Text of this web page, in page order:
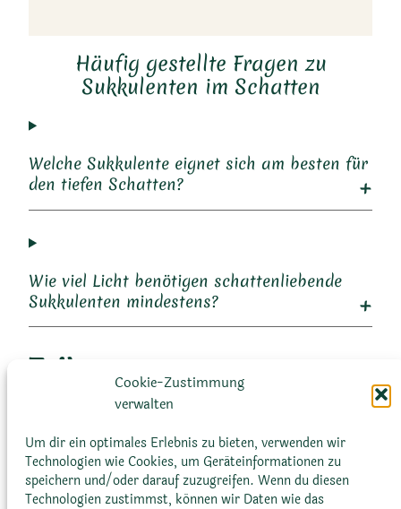
Cookie-Zustimmung
verwalten
Um dir ein optimales Erlebnis zu bieten, verwenden wir
Technologien wie Cookies, um Geräteinformationen zu
speichern und/oder darauf zuzugreifen. Wenn du diesen
Technologien zustimmst, können wir Daten wie das
Häufig gestellte Fragen zu
Sukkulenten im Schatten
Welche Sukkulente eignet sich am besten für
den tiefen Schatten?
Wie viel Licht benötigen schattenliebende
Sukkulenten mindestens?
Teilen:
Link
« VorherigerNächster »